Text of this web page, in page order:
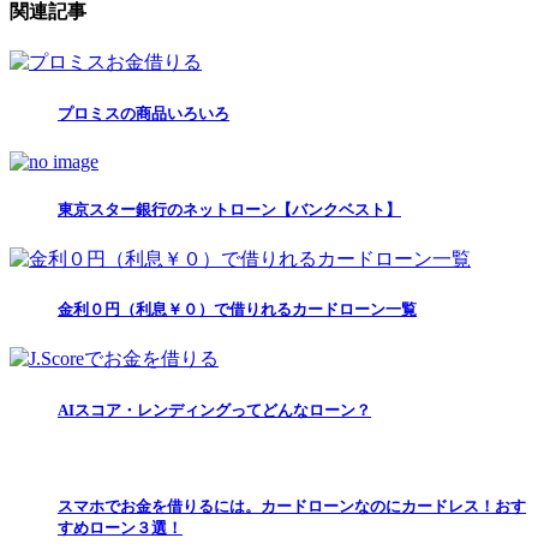
関連記事
プロミスの商品いろいろ
東京スター銀行のネットローン【バンクベスト】
金利０円（利息￥０）で借りれるカードローン一覧
AIスコア・レンディングってどんなローン？
スマホでお金を借りるには。カードローンなのにカードレス！おす
すめローン３選！